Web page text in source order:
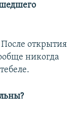
открытия
никогда